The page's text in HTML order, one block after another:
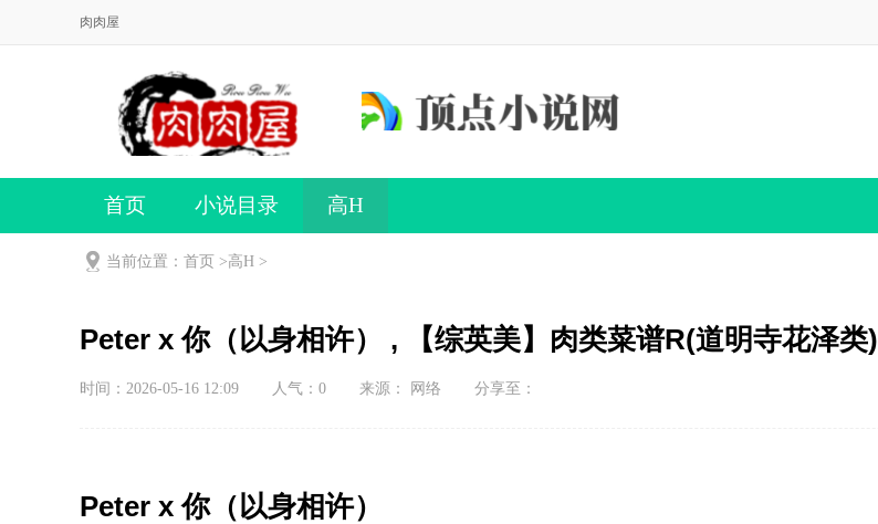
肉肉屋
首页 小说目录 高H
当前位置：首页 >高H >
Peter x 你（以身相许） , 【综英美】肉类菜谱R(道明寺花泽类)
时间：2026-05-16 12:09 人气： 0 来源： 网络 分享至：
Peter x 你（以身相许）